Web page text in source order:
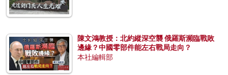
陳文鴻教授：北約縱深空襲 俄羅斯瀕臨戰敗
邊緣？中國零部件能左右戰局走向？
本社編輯部